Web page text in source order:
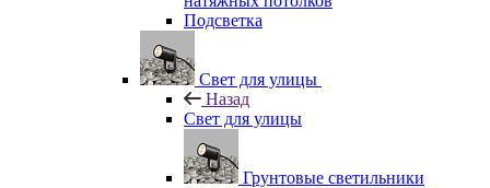
Подсветка
Свет для улицы
Назад
Свет для улицы
Грунтовые светильники